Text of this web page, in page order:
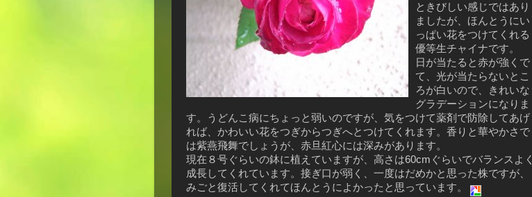
ときびしい感じではあり
ましたが、ほんとうにい
っぱい花をつけてくれる
優等生チャイナです。
日が当たると赤が強くで
て、光が当たらないとこ
ろが白いので、きれいな
グラデーションになりま
す。うどんこ病にちょっと弱いのですが、気をつけて薬剤で防除してあげ
れば、かわいい花をつぎからつぎへとつけてくれます。香りと華やかさで
は紫燕飛舞でしょうが、赤旦紅心には深みがあります。
現在８号ぐらいの鉢に植えていますが、高さは60cmぐらいでバランスよく
成長してくれています。接ぎ口が弱く、一度はだめかと思った株ですが、
みごと復活してくれてほんとうによかったと思っています。